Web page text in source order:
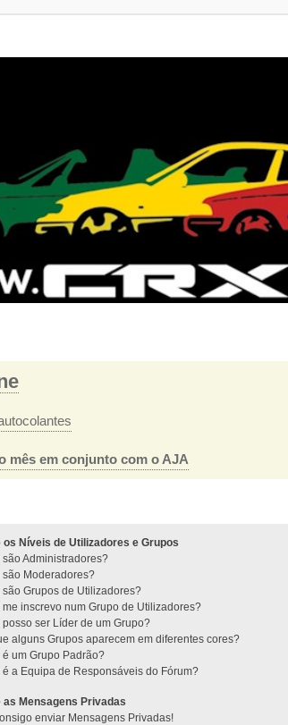
mês em conjunto com o AJA
os Níveis de Utilizadores e Grupos
são Administradores?
são Moderadores?
são Grupos de Utilizadores?
me inscrevo num Grupo de Utilizadores?
posso ser Líder de um Grupo?
alguns Grupos aparecem em diferentes cores?
é um Grupo Padrão?
é a Equipa de Responsáveis do Fórum?
as Mensagens Privadas
enviar Mensagens Privadas!